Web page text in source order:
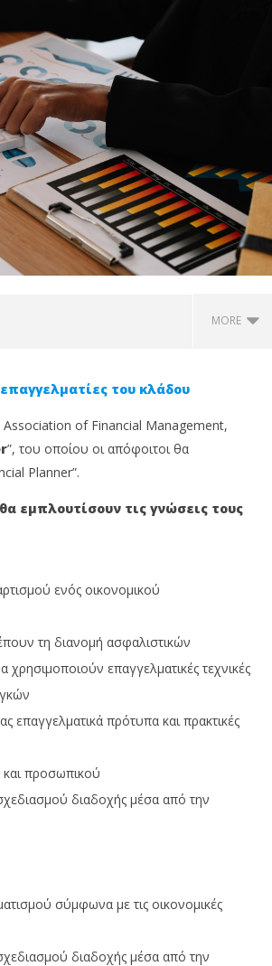
MORE
ταξιδιωτική ασφάλιση
2024
Cyprus
Insurance
του κλάδου
Association of Financial Management,
”, του οποίου οι απόφοιτοι θα
Planner”.
εµπλουτίσουν τις γνώσεις τους
ενός οικονοµικού
τη διανοµή ασφαλιστικών
επαγγελµατικές τεχνικές
επαγγελµατικά πρότυπα και πρακτικές
προσωπικού
διαδοχής µέσα από την
σύµφωνα µε τις οικονοµικές
διαδοχής µέσα από την